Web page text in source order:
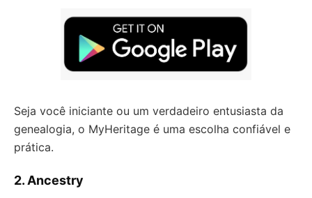
Seja você iniciante ou um verdadeiro entusiasta da
genealogia, o MyHeritage é uma escolha confiável e
prática.
2. Ancestry